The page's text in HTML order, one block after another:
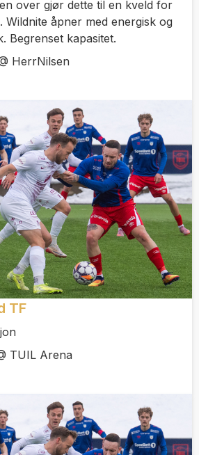
over gjør dette til en kveld for
Wildnite åpner med energisk og
Begrenset kapasitet.
HerrNilsen
TF
TUIL Arena